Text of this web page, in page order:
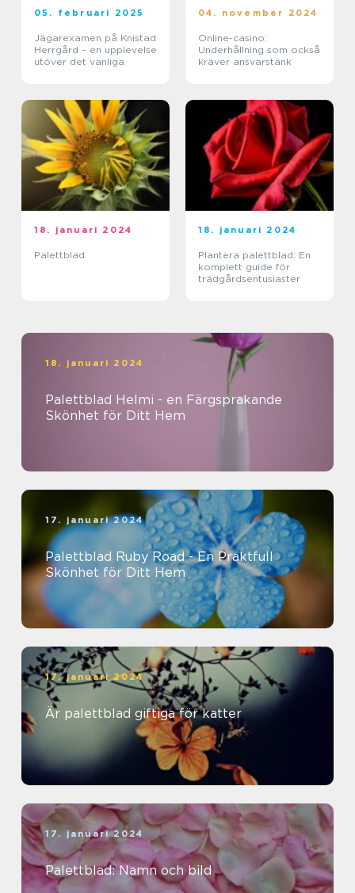
05. februari 2025
Jägarexamen på Knistad
Herrgård – en upplevelse
utöver det vanliga
04. november 2024
Online-casino:
Underhållning som också
kräver ansvarstänk
18. januari 2024
Palettblad
18. januari 2024
Plantera palettblad: En
komplett guide för
trädgårdsentusiaster
18. januari 2024
Palettblad Helmi - en Färgsprakande
Skönhet för Ditt Hem
17. januari 2024
Palettblad Ruby Road - En Praktfull
Skönhet för Ditt Hem
17. januari 2024
Är palettblad giftiga för katter
17. januari 2024
Palettblad: Namn och bild